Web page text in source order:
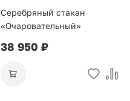
Серебряный стакан
«Очаровательный»
38 950 ₽